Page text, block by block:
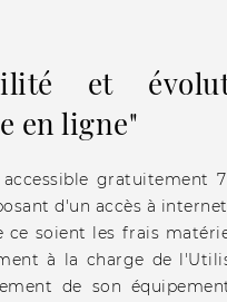
et
en ligne"
accessible gratuitement
d'un accès à
ce soient les frais
à la charge de
de son